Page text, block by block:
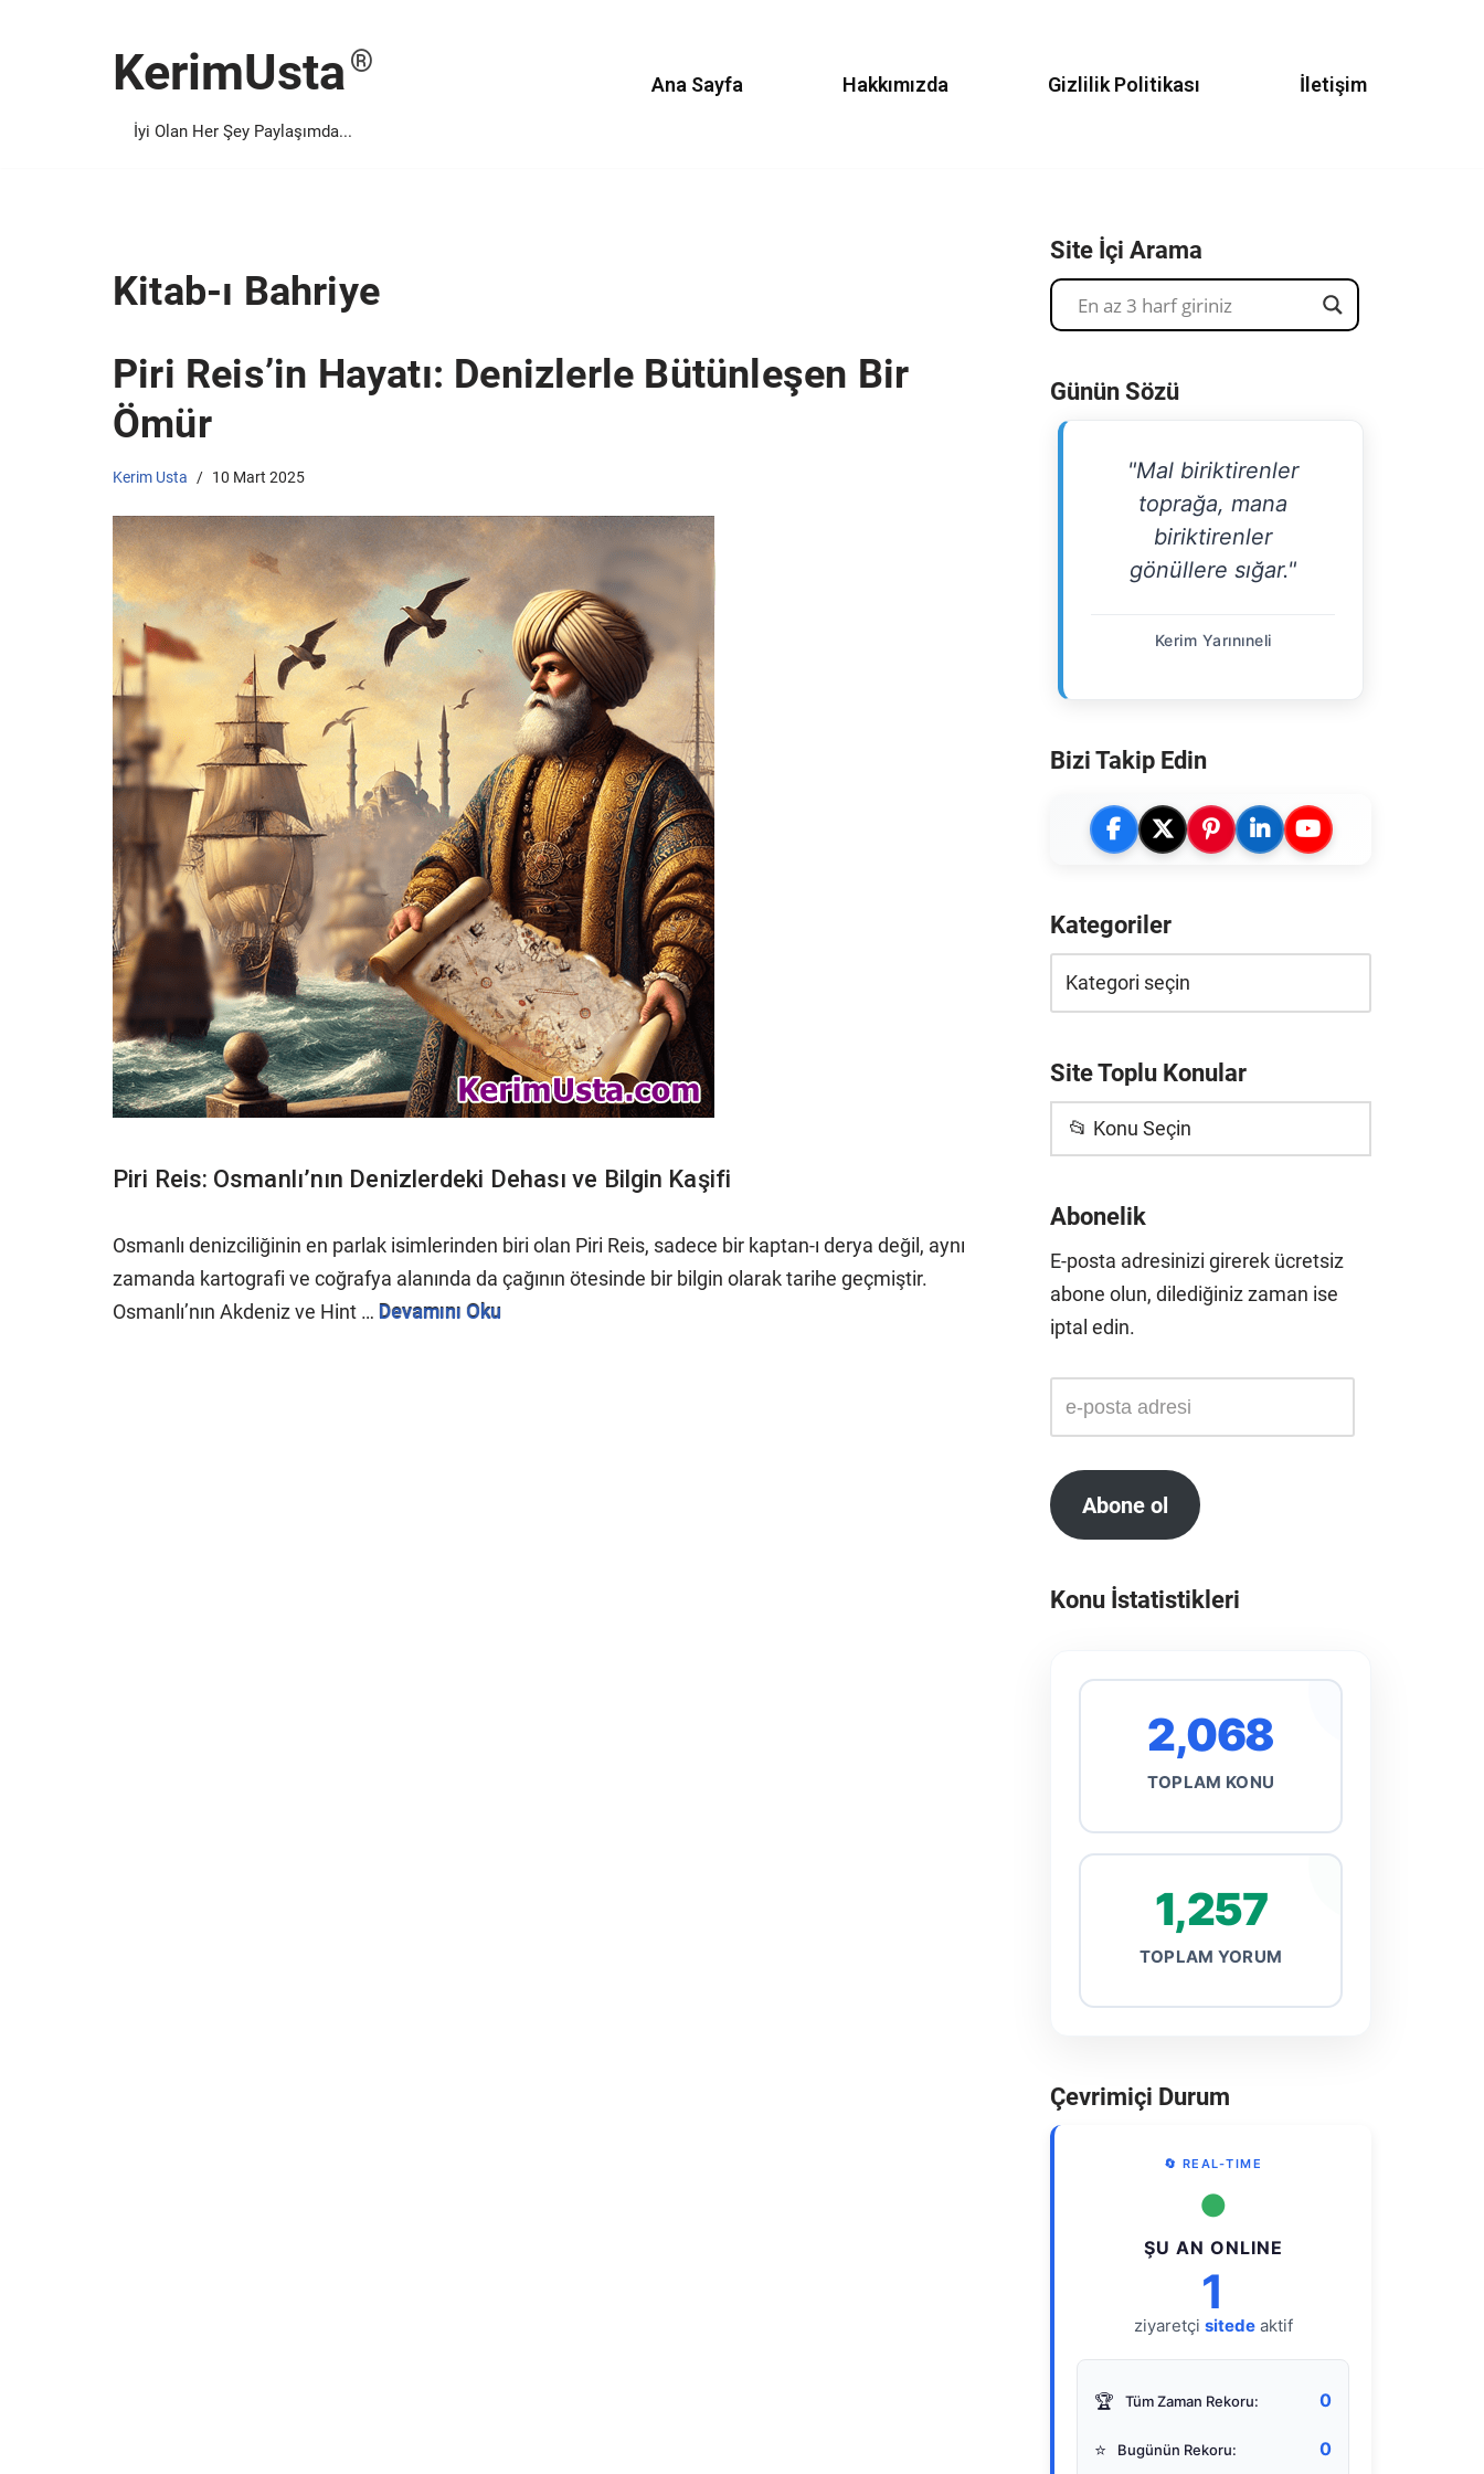
KerimUsta
İyi Olan Her Şey Paylaşımda...
Ana Sayfa Hakkımızda Gizlilik Politikası İletişim
Kitab-ı Bahriye
Piri Reis’in Hayatı: Denizlerle Bütünleşen Bir
Ömür
Kerim Usta 10 Mart 2025
Piri Reis: Osmanlı’nın Denizlerdeki Dehası ve Bilgin Kaşifi
Osmanlı denizciliğinin en parlak isimlerinden biri olan Piri Reis, sadece bir kaptan-ı derya değil, aynı
zamanda kartografi ve coğrafya alanında da çağının ötesinde bir bilgin olarak tarihe geçmiştir.
Osmanlı’nın Akdeniz ve Hint … Devamını Oku
Site İçi Arama
Günün Sözü
"Mal biriktirenler
toprağa, mana
biriktirenler
gönüllere sığar."
Kerim Yarınıneli
Bizi Takip Edin
Kategoriler
Site Toplu Konular
📂 Konu Seçin
Abonelik
E-posta adresinizi girerek ücretsiz
abone olun, dilediğiniz zaman ise
iptal edin.
Abone ol
Konu İstatistikleri
2,068
TOPLAM KONU
1,257
TOPLAM YORUM
Çevrimiçi Durum
🔄 REAL-TIME
●
ŞU AN ONLINE
1
ziyaretçi sitedeaktif
🏆 Tüm Zaman Rekoru: 0
⭐ Bugünün Rekoru: 0